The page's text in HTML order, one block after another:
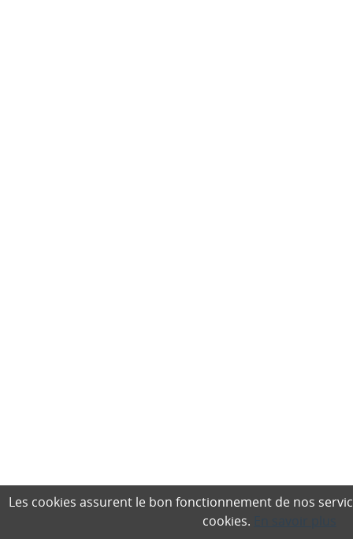
Les cookies assurent le bon fonctionnement de nos
cookies.